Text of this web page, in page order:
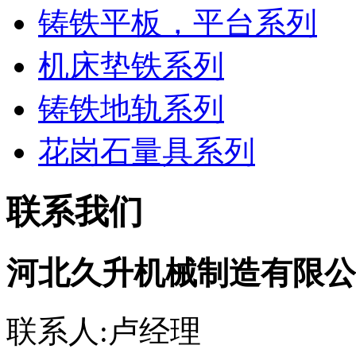
铸铁平板，平台系列
机床垫铁系列
铸铁地轨系列
花岗石量具系列
联系我们
河北久升机械制造有限
联系人:卢经理